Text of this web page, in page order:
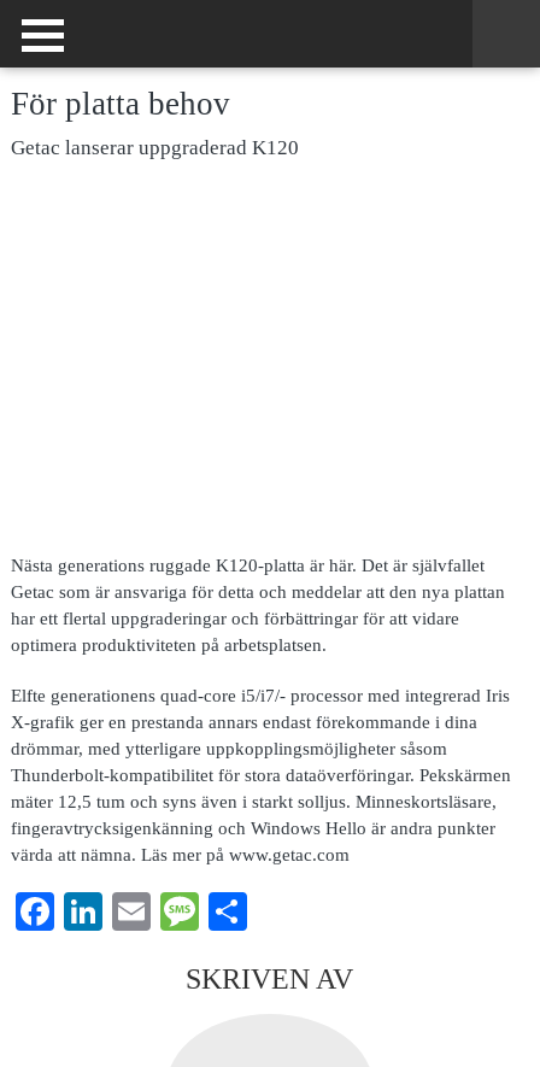
För platta behov
Getac lanserar uppgraderad K120
Nästa generations ruggade K120-platta är här. Det är självfallet
Getac som är ansvariga för detta och meddelar att den nya plattan
har ett flertal uppgraderingar och förbättringar för att vidare
optimera produktiviteten på arbetsplatsen.
Elfte generationens quad-core i5/i7/- processor med integrerad Iris
X-grafik ger en prestanda annars endast förekommande i dina
drömmar, med ytterligare uppkopplingsmöjligheter såsom
Thunderbolt-kompatibilitet för stora dataöverföringar. Pekskärmen
mäter 12,5 tum och syns även i starkt solljus. Minneskortsläsare,
fingeravtrycksigenkänning och Windows Hello är andra punkter
värda att nämna. Läs mer på www.getac.com
Facebook
LinkedIn
EmailMessage
Dela
SKRIVEN AV